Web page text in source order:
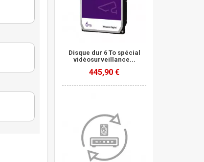
Disque dur 6 To spécial
vidéosurveillance...
445,90 €